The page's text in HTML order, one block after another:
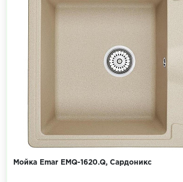
Мойка Emar EMQ-1620.Q, Сардоникс